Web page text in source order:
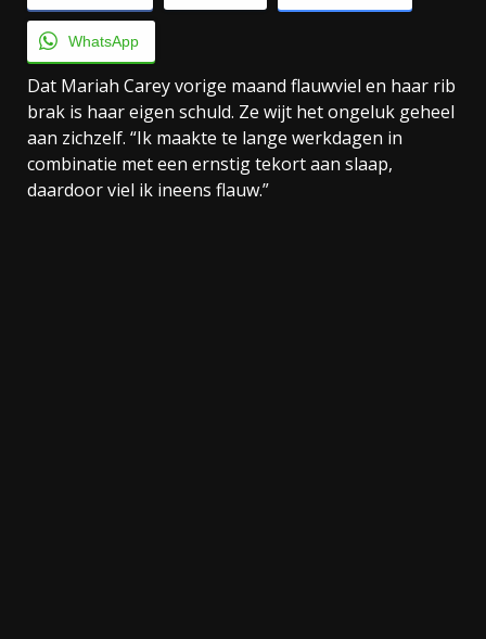
WhatsApp
Dat Mariah Carey vorige maand flauwviel en haar rib
brak is haar eigen schuld. Ze wijt het ongeluk geheel
aan zichzelf. “Ik maakte te lange werkdagen in
combinatie met een ernstig tekort aan slaap,
daardoor viel ik ineens flauw.”